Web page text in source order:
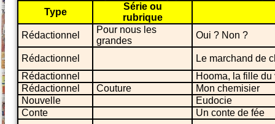
Type
Série ou
rubrique
Rédactionnel
Pour nous les
grandes
Oui ? Non ?
Rédactionnel
Le marchand de
Rédactionnel
Hooma, la fille du
Rédactionnel
Couture
Mon chemisier
Nouvelle
Eudocie
Conte
Un conte de fée